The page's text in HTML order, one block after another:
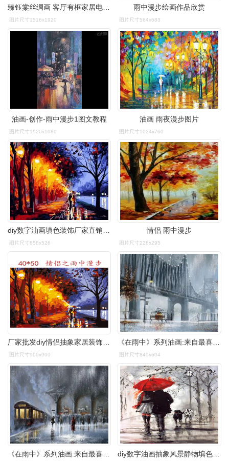
图片尺寸1516x1920
雨中漫步绘画作品欣赏
图片尺寸564x683
油画-创作-雨中漫步1图文教程
图片尺寸1920x1080
油画 雨夜漫步图片
图片尺寸1024x760
diy数字油画填色装饰厂家直销速卖通亚马逊淘宝代发jy033雨中漫步
图片尺寸658x526
情侣 雨中漫步
图片尺寸228x295
图片尺寸900x900 图片尺寸840x604